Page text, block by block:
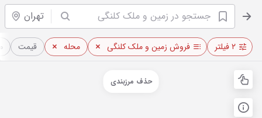
تهران
۲ فیلتر فروش زمین و ملک کلنگی محله قیمت
حذف مرزبندی